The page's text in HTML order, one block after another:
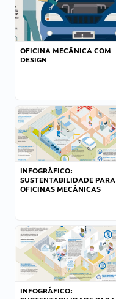
OFICINA MECÂNICA COM
DESIGN
INFOGRÁFICO:
SUSTENTABILIDADE PARA
OFICINAS MECÂNICAS
INFOGRÁFICO: